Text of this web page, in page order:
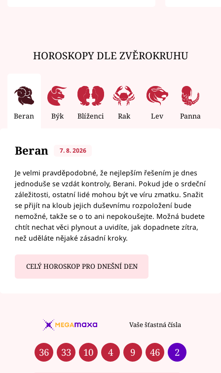
HOROSKOPY DLE ZVĚROKRUHU
Beran Býk Blíženci Rak Lev Panna
Beran 7. 8. 2026
Je velmi pravděpodobné, že nejlepším řešením je dnes
jednoduše se vzdát kontroly, Berani. Pokud jde o srdeční
záležitosti, ostatní lidé mohou být ve víru zmatku. Snažit
se přijít na kloub jejich duševnímu rozpoložení bude
nemožné, takže se o to ani nepokoušejte. Možná budete
chtít nechat věci plynout a uvidíte, jak dopadnete zítra,
než uděláte nějaké zásadní kroky.
CELÝ HOROSKOP PRO DNEŠNÍ DEN
Vaše šťastná čísla
36 33 10 4 9 46 2